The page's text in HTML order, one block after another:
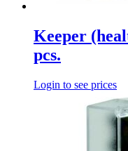
Keeper
pcs.
Login to see prices